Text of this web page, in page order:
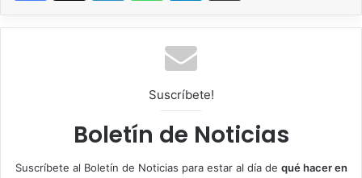
Suscríbete!
Boletín de Noticias
Suscríbete al Boletín de Noticias para estar al día de qué hacer en